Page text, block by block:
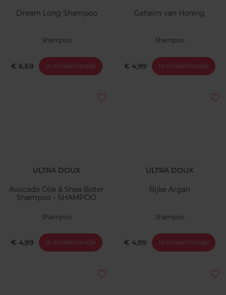
Dream Long Shampoo
Shampoo
€ 6,69 In winkelmandje
Geheim van Honing
Shampoo
€ 4,99 In winkelmandje
ULTRA DOUX
Avocado Olie & Shea Boter
Shampoo - SHAMPOO
Shampoo
€ 4,99 In winkelmandje
ULTRA DOUX
Rijke Argan
Shampoo
€ 4,99 In winkelmandje